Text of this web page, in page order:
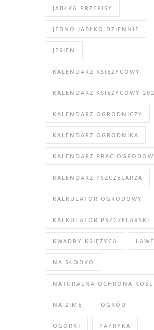
JABŁKA PRZEPISY
JEDNO JABŁKO DZIENNIE
JESIEŃ
KALENDARZ KSIĘŻYCOWY
KALENDARZ KSIĘŻYCOWY
KALENDARZ OGRODNICZY
KALENDARZ OGRODNIKA
KALENDARZ PRAC
KALENDARZ PSZCZELARZA
KALKULATOR OGRODOWY
KALKULATOR PSZCZELARSKI
KWADRY KSIĘŻYCA
NA SŁODKO
NATURALNA OCHRONA
NA ZIMĘ OGRÓD
OGÓRKI PAPRYKA